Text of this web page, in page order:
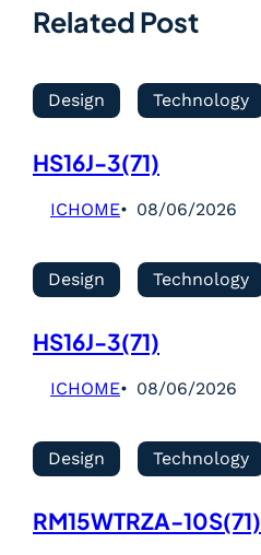
Related Post
Design Technology
HS16J-3(71)
ICHOME 08/06/2026
Design Technology
HS16J-3(71)
ICHOME 08/06/2026
Design Technology
RM15WTRZA-10S(71)